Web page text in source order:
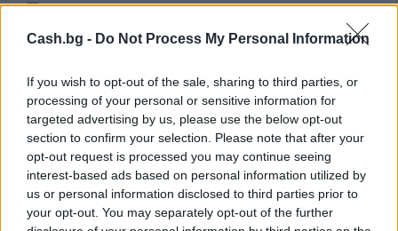
Cash.bg - Do Not Process My Personal Information
If you wish to opt-out of the sale, sharing to third parties, or
processing of your personal or sensitive information for
targeted advertising by us, please use the below opt-out
section to confirm your selection. Please note that after your
opt-out request is processed you may continue seeing
interest-based ads based on personal information utilized by
us or personal information disclosed to third parties prior to
your opt-out. You may separately opt-out of the further
Полша
07.08.2026 / 16:00